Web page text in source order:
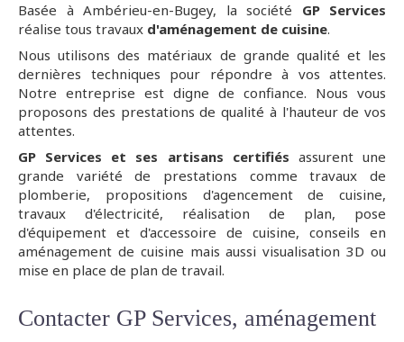
Basée à Ambérieu-en-Bugey, la société GP Services
réalise tous travaux d'aménagement de cuisine.
Nous utilisons des matériaux de grande qualité et les
dernières techniques pour répondre à vos attentes.
Notre entreprise est digne de confiance. Nous vous
proposons des prestations de qualité à l'hauteur de vos
attentes.
GP Services et ses artisans certifiés assurent une
grande variété de prestations comme travaux de
plomberie, propositions d'agencement de cuisine,
travaux d'électricité, réalisation de plan, pose
d'équipement et d'accessoire de cuisine, conseils en
aménagement de cuisine mais aussi visualisation 3D ou
mise en place de plan de travail.
Contacter GP Services, aménagement